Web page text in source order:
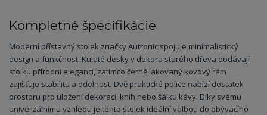
Kompletné špecifikácie
Moderní přístavný stolek značky Autronic spojuje minimalistický
design a funkčnost. Kulaté desky v dekoru starého dřeva dodávají
stolku přírodní eleganci, zatímco černě lakovaný kovový rám
zajišťuje stabilitu a odolnost. Dvě praktické police nabízí dostatek
prostoru pro uložení dekorací, knih nebo šálku kávy. Díky svému
univerzálnímu vzhledu je tento stolek ideální volbou do obývacího